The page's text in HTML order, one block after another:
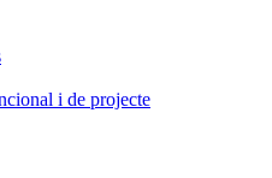
i de projecte